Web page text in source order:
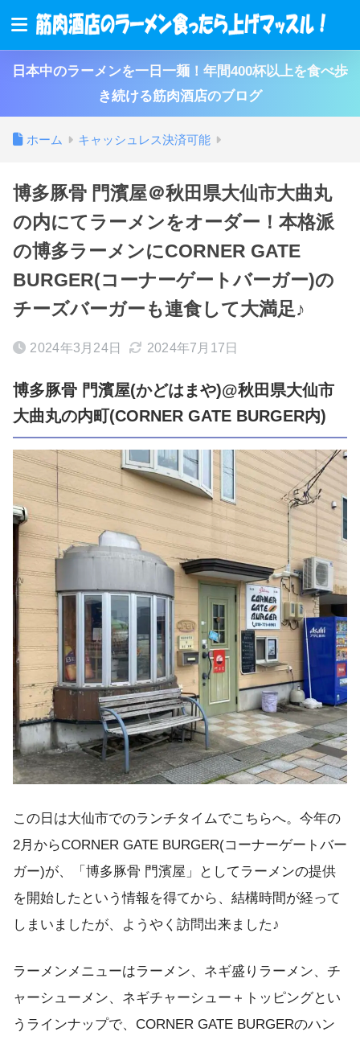
日本中のラーメンを一日一麺！年間400杯以上を食べ歩
き続ける筋肉酒店のブログ
ホーム キャッシュレス決済可能
博多豚骨 門濱屋＠秋田県大仙市大曲丸
の内にてラーメンをオーダー！本格派
の博多ラーメンにCORNER GATE
BURGER(コーナーゲートバーガー)の
チーズバーガーも連食して大満足♪
2024年3月24日 2024年7月17日
博多豚骨 門濱屋(かどはまや)@秋田県大仙市
大曲丸の内町(CORNER GATE BURGER内)
この日は大仙市でのランチタイムでこちらへ。今年の
2月からCORNER GATE BURGER(コーナーゲートバー
ガー)が、「博多豚骨 門濱屋」としてラーメンの提供
を開始したという情報を得てから、結構時間が経って
しまいましたが、ようやく訪問出来ました♪
ラーメンメニューはラーメン、ネギ盛りラーメン、チ
ャーシューメン、ネギチャーシュー＋トッピングとい
うラインナップで、CORNER GATE BURGERのハン